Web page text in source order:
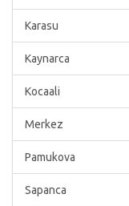
Karasu
Kaynarca
Kocaali
Merkez
Pamukova
Sapanca